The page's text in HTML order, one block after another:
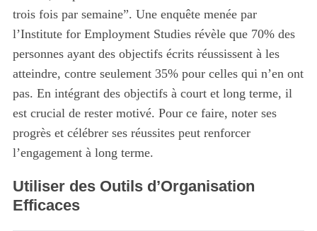
trois fois par semaine”. Une enquête menée par
l’Institute for Employment Studies révèle que 70% des
personnes ayant des objectifs écrits réussissent à les
atteindre, contre seulement 35% pour celles qui n’en ont
pas. En intégrant des objectifs à court et long terme, il
est crucial de rester motivé. Pour ce faire, noter ses
progrès et célébrer ses réussites peut renforcer
l’engagement à long terme.
Utiliser des Outils d’Organisation
Efficaces